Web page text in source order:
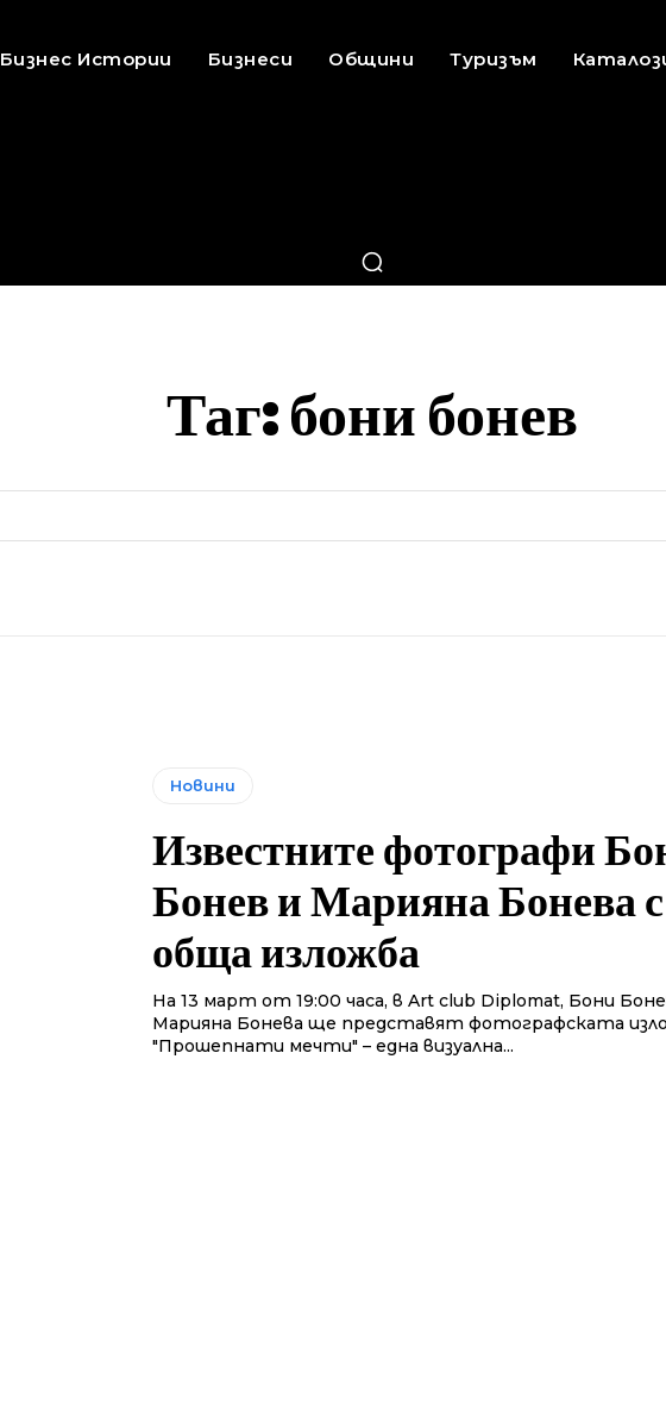
Бизнес Истории Бизнеси Общини Туризъм
Таг:бони бонев
Новини
Известните фотографи
Бонев и Марияна Бонева с
обща изложба
На 13 март от 19:00 часа, в Art club Diplomat, Бони
Марияна Бонева ще представят фотографската
"Прошепнати мечти" – една визуална...